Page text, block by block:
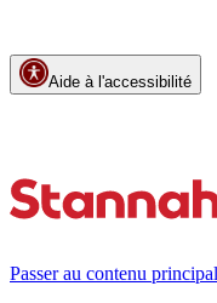
Aide à l'accessibilité
Passer au contenu principal